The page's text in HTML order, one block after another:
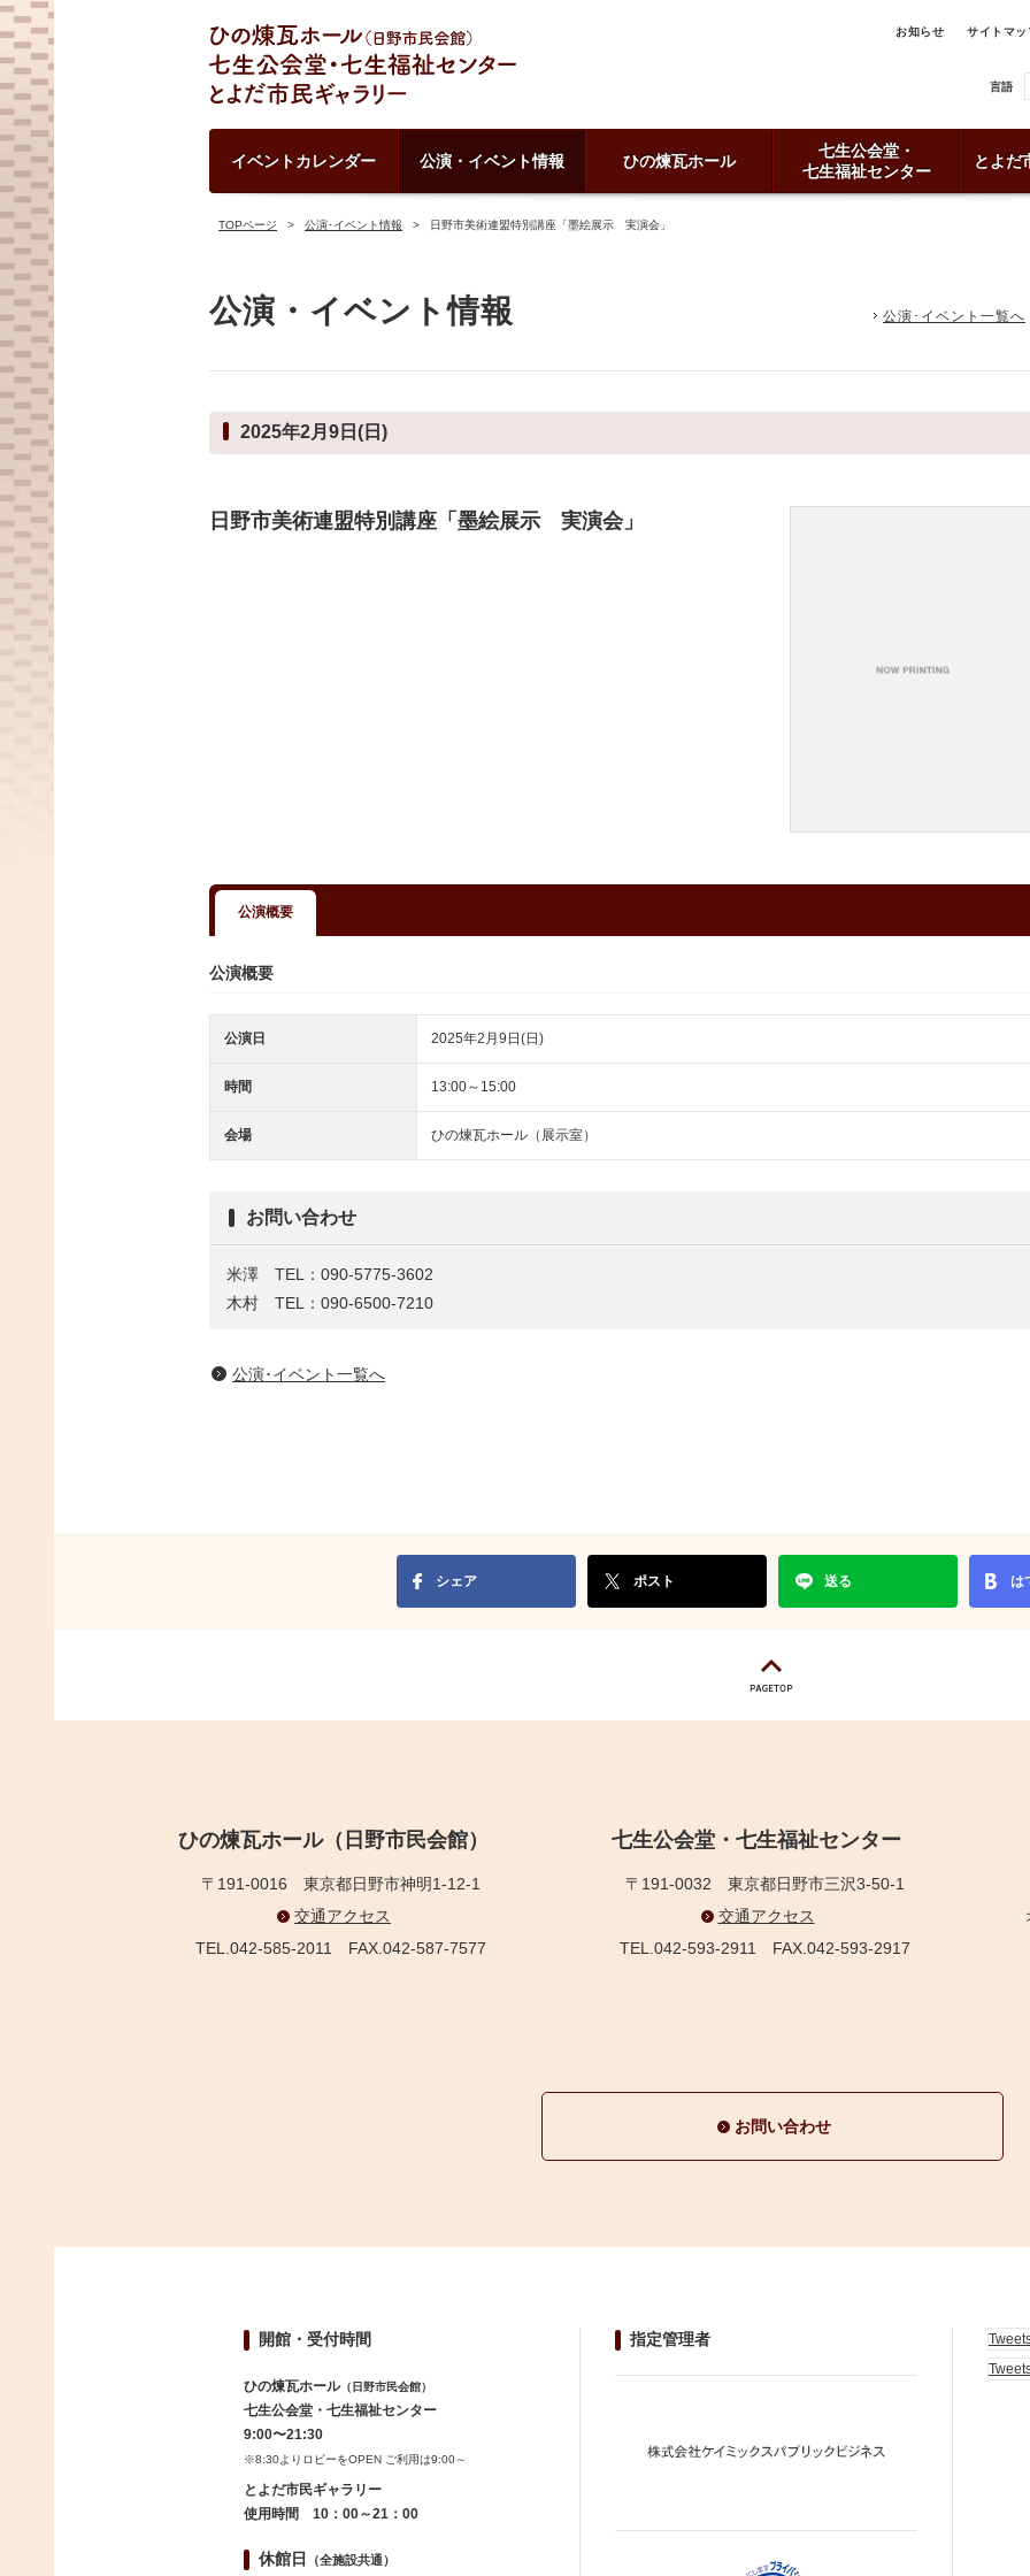
お知らせ サイトマッ
言語
イベントカレンダー 公演・イベント情報 ひの煉瓦ホール
七生公会堂・
七生福祉センター
とよだ
TOPページ 公演･イベント情報 日野市美術連盟特別講座「墨絵展示 実演会」
公演・イベント情報 公演･イベント一覧へ
2025年2月9日(日)
日野市美術連盟特別講座「墨絵展示 実演会」
公演概要
公演概要
公演日 2025年2月9日(日)
時間 13:00～15:00
会場 ひの煉瓦ホール（展示室）
お問い合わせ
米澤 TEL：090-5775-3602
木村 TEL：090-6500-7210
公演･イベント一覧へ
シェア ポスト 送る は
ひの煉瓦ホール（日野市民会館）
〒191-0016 東京都日野市神明1-12-1
交通アクセス
TEL.042-585-2011 FAX.042-587-7577
七生公会堂・七生福祉センター
〒191-0032 東京都日野市三沢3-50-1
交通アクセス
TEL.042-593-2911 FAX.042-593-2917
お問い合わせ
開館・受付時間
ひの煉瓦ホール（日野市民会館）
七生公会堂・七生福祉センター
9:00〜21:30
※8:30よりロビーをOPEN ご利用は9:00～
とよだ市民ギャラリー
使用時間 10：00～21：00
休館日 （全施設共通）
指定管理者